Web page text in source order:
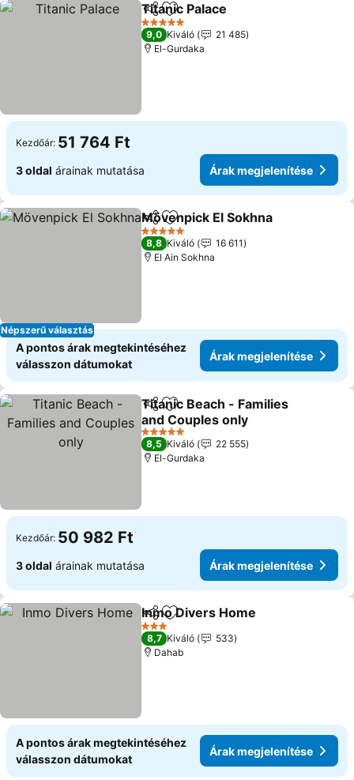
Megosztás
Hozzáadás a kedvencekhez
Titanic Palace
5 Kategória
9,0 Kiváló
21 485
El-Gurdaka
Kezdőár: 51 764 Ft
3 oldal árainak mutatása Árak megjelenítése
Népszerű választás
Megosztás
Hozzáadás a kedvencekhez
Mövenpick El Sokhna
5 Kategória
8,8 Kiváló
16 611
El Ain Sokhna
A pontos árak megtekintéséhez
válasszon dátumokat
Árak megjelenítése
Megosztás
Hozzáadás a kedvencekhez
Titanic Beach - Families
and Couples only
5 Kategória
8,5 Kiváló
22 555
El-Gurdaka
Kezdőár: 50 982 Ft
3 oldal árainak mutatása Árak megjelenítése
Megosztás
Hozzáadás a kedvencekhez
Inmo Divers Home
3 Kategória
8,7 Kiváló
533
Dahab
A pontos árak megtekintéséhez
válasszon dátumokat
Árak megjelenítése